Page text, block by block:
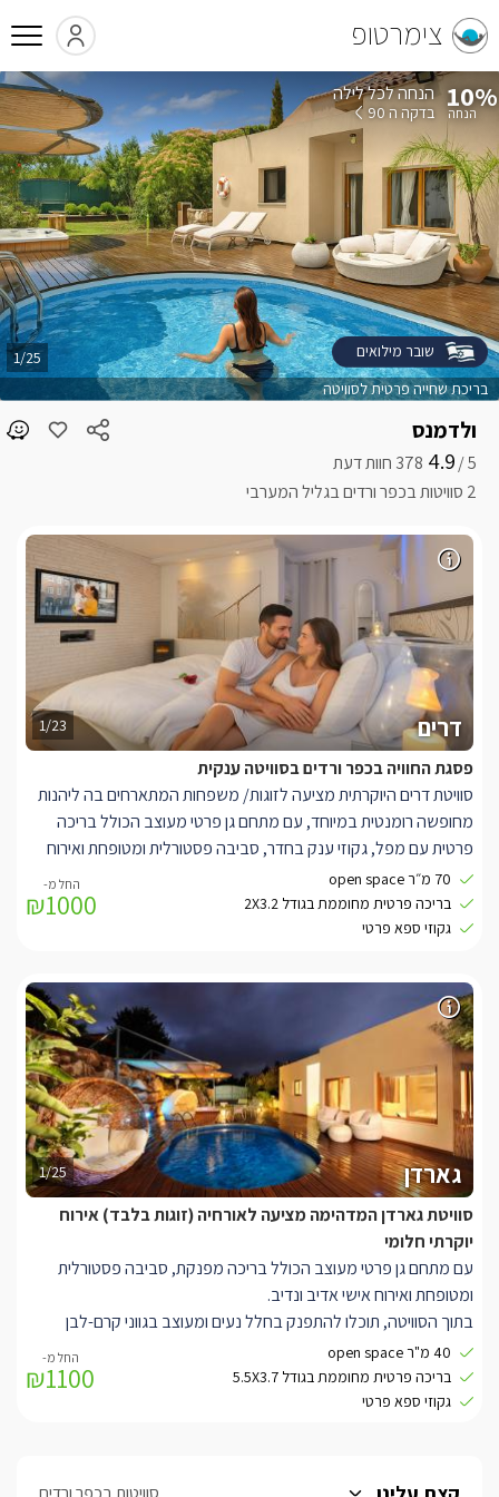
צימרטופ
ולדמנס
5 /
4.9
2 סוויטות בכפר ורדים בגליל המערבי
בריכת שחייה פרטית לסוויטה
1/25
10% הנחה לכל לילה
בדקה ה 90
שובר מילואים
1/25 גארדן
סוויטת גארדן המדהימה מציעה לאורחיה (זוגות בלבד) אירוח
יוקרתי חלומי
עם מתחם גן פרטי מעוצב הכולל בריכה מפנקת, סביבה פסטורלית
ומטופחת ואירוח אישי אדיב ונדיב.
בתוך הסוויטה, תוכלו להתפנק בחלל נעים ומעוצב בגווני קרם-לבן
בנוסף מחכה לכם בסוויטה מיטה מפוארת בעלת מזרן איכותי עם שכבת
לטקס, אמבט Free Standing המשקיף אל הגן הפרטי, חוויית צפייה
הגן הפרטי לסוויטה בנוי על דק גדול הנושק לצמחייה ירוקה ושופעת,
40 מ"ר open space
בריכה פרטית מחוממת בגודל 5.5X3.7
גקוזי ספא פרטי
₪1100
1/23 דרים
פסגת החוויה בכפר ורדים בסוויטה ענקית
סוויטת דרים היוקרתית מציעה לזוגות/ משפחות המתארחים בה ליהנות
מחופשה רומנטית במיוחד, עם מתחם גן פרטי מעוצב הכולל בריכה
פרטית עם מפל, גקוזי ענק בחדר, סביבה פסטורלית ומטופחת ואירוח
אישי אדיב ונדיב.
בתוך הסוויטה, תוכלו להתפנק בחלל נעים ומעוצב בגווני קרם-לבן,
הכולל מיטה ענקית מפוארת בעלת מזרן איכותי עם שכבת לטקס, חדר
בטכנולוגיית HD, ממיר הקלטה וספריית סרטים עשירה לצפייה ב
SMARTTV בגודל 50 אינצ' מטבחון מעוצב הכולל מיני בר.
מתחם הגן של הסוויטה הינו פרטי רק לכם ובו תוכלו להתפנק בבריכת
שחייה חלומית המחוממת בחורף (חודשים אוקטובר- מאי). סביבה פינות
מנוחה רומנטיות.
* ניתן לעשות מנגל, יש להביא את כל הציוד הנדרש.
70 מ״ר open space
בריכה פרטית מחוממת בגודל 2X3.2
גקוזי ספא פרטי
₪1000